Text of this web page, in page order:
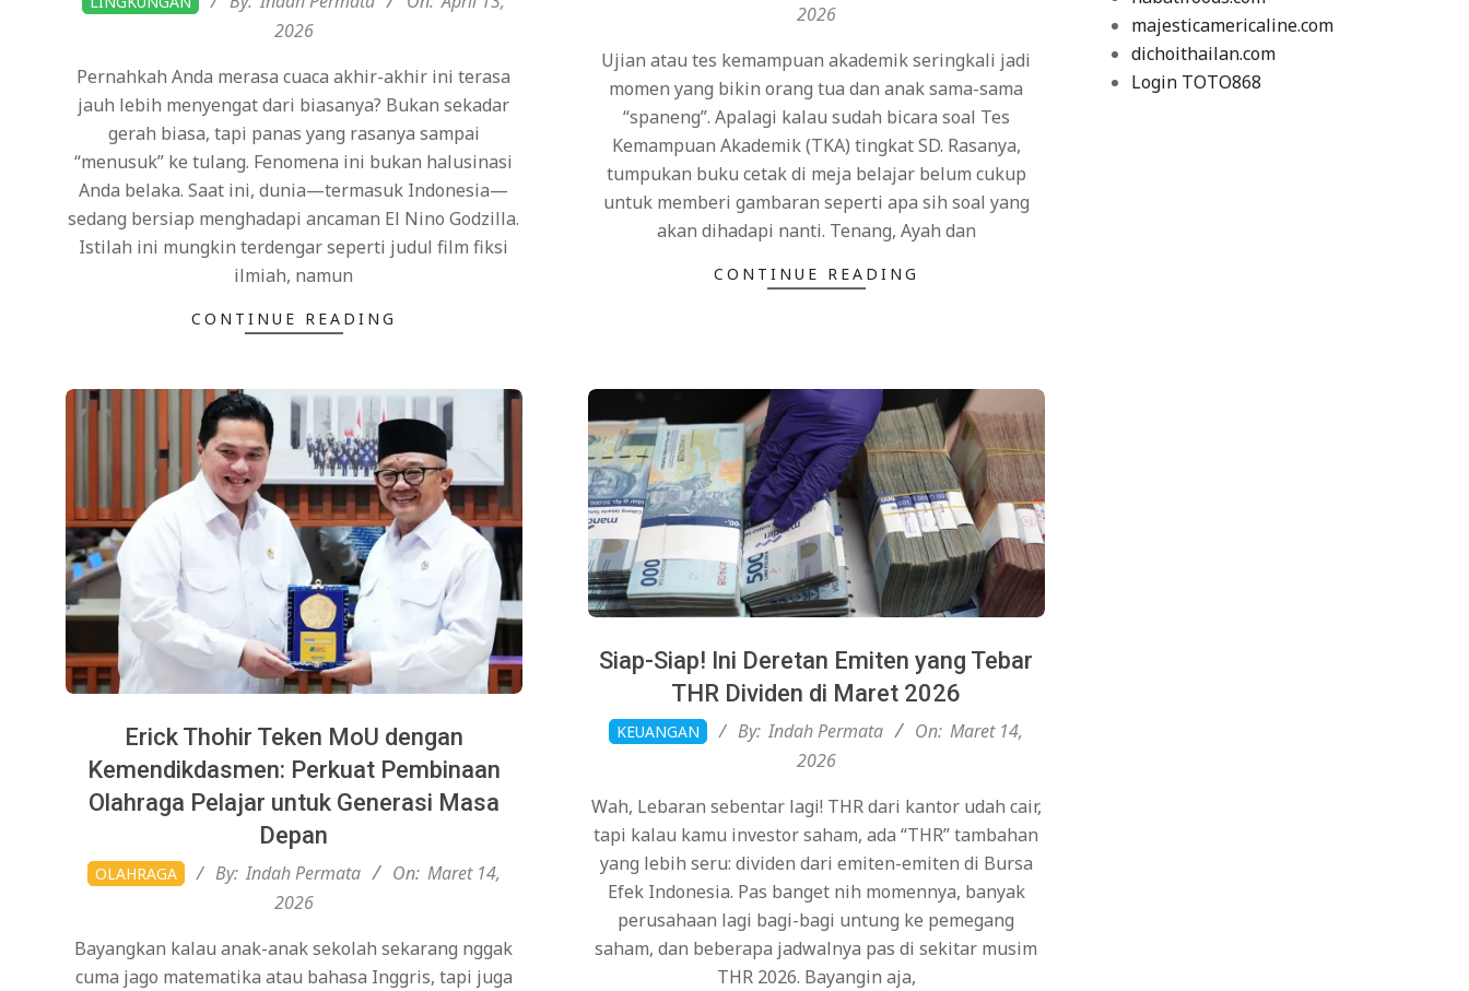
04-
2026
Pernahkah Anda merasa cuaca akhir-akhir ini terasa
jauh lebih menyengat dari biasanya? Bukan sekadar
gerah biasa, tapi panas yang rasanya sampai
“menusuk” ke tulang. Fenomena ini bukan halusinasi
Anda belaka. Saat ini, dunia—termasuk Indonesia—
sedang bersiap menghadapi ancaman El Nino Godzilla.
Istilah ini mungkin terdengar seperti judul film fiksi
ilmiah, namun
CONTINUE READING
04-
2026
Ujian atau tes kemampuan akademik seringkali jadi
momen yang bikin orang tua dan anak sama-sama
“spaneng”. Apalagi kalau sudah bicara soal Tes
Kemampuan Akademik (TKA) tingkat SD. Rasanya,
tumpukan buku cetak di meja belajar belum cukup
untuk memberi gambaran seperti apa sih soal yang
akan dihadapi nanti. Tenang, Ayah dan
CONTINUE READING
Erick Thohir Teken MoU dengan
Kemendikdasmen: Perkuat Pembinaan
Olahraga Pelajar untuk Generasi Masa
Depan
2026-
03-
OLAHRAGA By: Indah Permata On: Maret 14,
2026
Bayangkan kalau anak-anak sekolah sekarang nggak
cuma jago matematika atau bahasa Inggris, tapi juga
Siap-Siap! Ini Deretan Emiten yang Tebar
THR Dividen di Maret 2026
2026-
03-
KEUANGAN By: Indah Permata On: Maret 14,
2026
Wah, Lebaran sebentar lagi! THR dari kantor udah cair,
tapi kalau kamu investor saham, ada “THR” tambahan
yang lebih seru: dividen dari emiten-emiten di Bursa
Efek Indonesia. Pas banget nih momennya, banyak
perusahaan lagi bagi-bagi untung ke pemegang
saham, dan beberapa jadwalnya pas di sekitar musim
THR 2026. Bayangin aja,
majesticamericaline.com
dichoithailan.com
Login TOTO868